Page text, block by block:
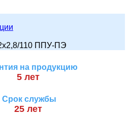
110 ППУ-ПЭ
на продукцию
5 лет
Срок службы
25 лет